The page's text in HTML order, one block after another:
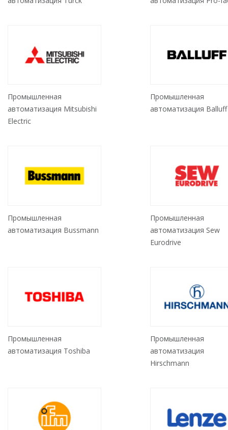
Промышленная
автоматизация Mitsubishi
Electric
Промышленная
автоматизация Balluff
Промышленная
автоматизация Bussmann
Промышленная
автоматизация Sew
Eurodrive
Промышленная
автоматизация Toshiba
Промышленная
автоматизация
Hirschmann